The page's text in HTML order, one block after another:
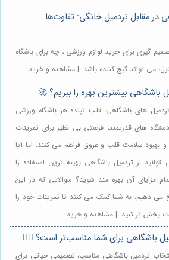
در مقابل تردمیل خانگی: تفاوت‌ها
گیری برای خرید لوازم ورزشی ، چه برای باشگاه
می تواند گیج کننده باشد. | مشاهده و خرید
باشگاهی بیشترین بهره را ببریم؟ 🚀
های باشگاهی، قلب تپنده هر باشگاه ورزشی
های قدرتمند، فرصتی بی نظیر برای تمرینات
بهبود سلامت قلب و عروق فراهم می کنند. اما آیا
از تردمیل باشگاهی بهینه ترین استفاده را
مزایای آن بهره مند شوید؟ سوالاتی که در این
می دهیم، به شما کمک می کنند تا تمرینات خود را
بخش تر کنید. | مشاهده و خرید
باشگاهی برای شما مناسب‌تر است؟ 🏃‍♀️
تردمیل باشگاهی مناسب، تصمیمی حیاتی برای